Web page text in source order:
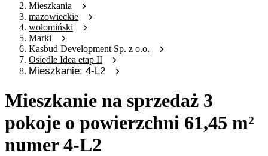
Mieszkania
mazowieckie
wołomiński
Marki
Kasbud Development Sp. z o.o.
Osiedle Idea etap II
Mieszkanie: 4-L2
Mieszkanie na sprzedaż 3
pokoje o powierzchni 61,45 m²
numer 4-L2